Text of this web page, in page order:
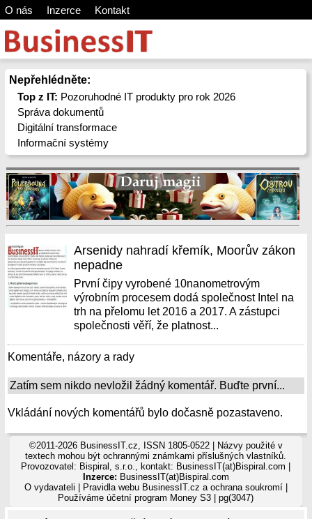
O nás Inzerce Kontakt
Nepřehlédněte:
Top z IT: Pozoruhodné IT produkty pro rok 2026
Správa dokumentů
Digitální transformace
Informační systémy
Arsenidy nahradí křemík, Moorův zákon
nepadne
První čipy vyrobené 10nanometrovým
výrobním procesem dodá společnost Intel na
trh na přelomu let 2016 a 2017. A zástupci
společnosti věří, že platnost...
Komentáře, názory a rady
Zatím sem nikdo nevložil žádný komentář. Buďte první...
Vkládání nových komentářů bylo dočasně pozastaveno.
©2011-2026 BusinessIT.cz, ISSN 1805-0522 | Názvy použité v
textech mohou být ochrannými známkami příslušných vlastníků.
Provozovatel: Bispiral, s.r.o., kontakt: BusinessIT(at)Bispiral.com |
Inzerce: BusinessIT(at)Bispiral.com
O vydavateli
Pravidla webu BusinessIT.cz a ochrana soukromí|
Používámeúčetní program Money S3 | pg(3047)